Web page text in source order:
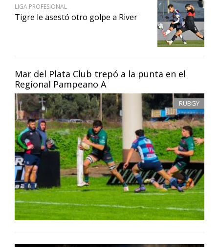
Mar del Plata Club trepó a la punta en el
Regional Pampeano A
RUBGY
LIGA PROFESIONAL
Tigre le asestó otro golpe a River